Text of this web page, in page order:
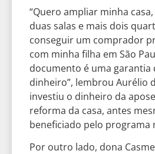
“Quero ampliar minha
duas salas e mais dois
conseguir um comprador
com minha filha em São
documento é uma garantia
dinheiro”, lembrou Aurélio
investiu o dinheiro da
reforma da casa, antes
beneficiado pelo programa
Por outro lado, dona